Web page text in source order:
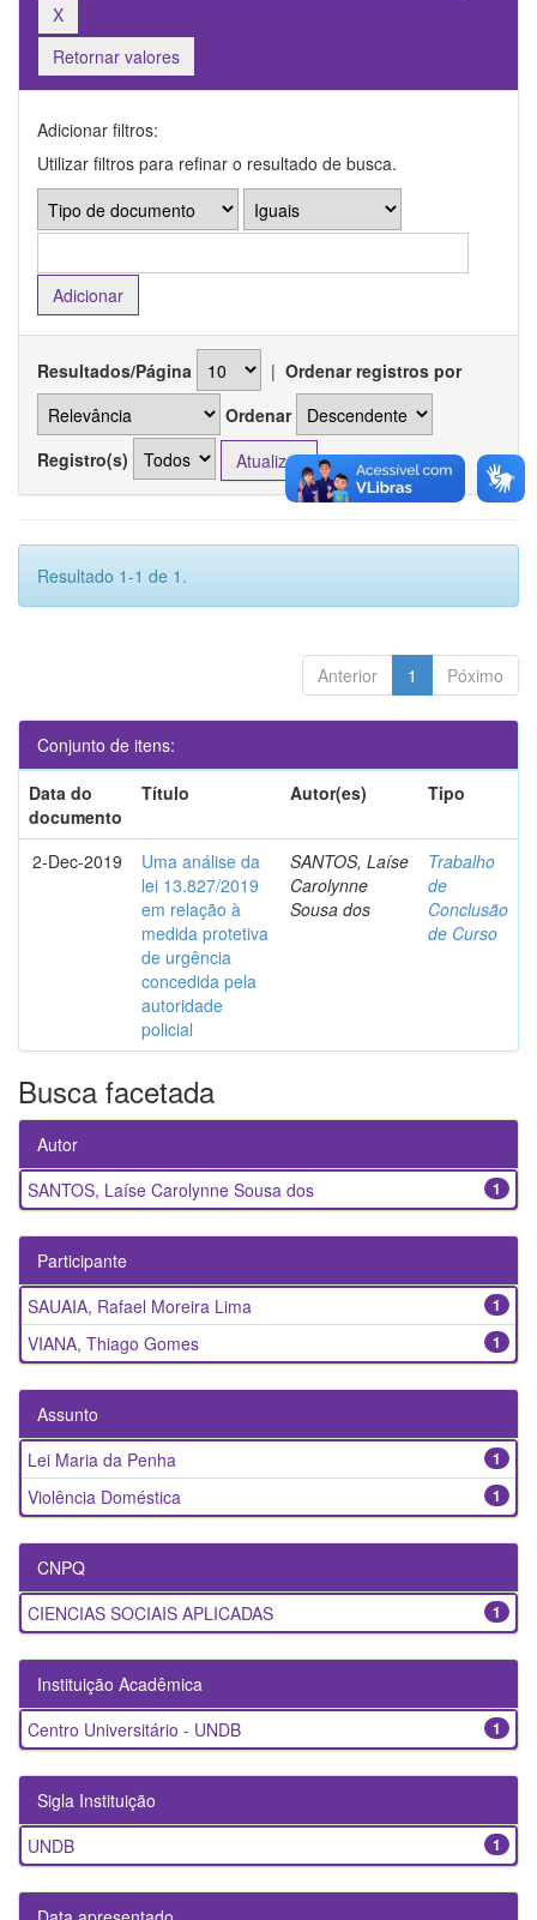
Retornar valores
Adicionar filtros:
Utilizar filtros para refinar o resultado de busca.
Resultados/Página | Ordenar registros por
Ordenar
Registro(s)
Resultado 1-1 de 1.
Anterior 1 Póximo
Conjunto de itens:
Data do
documento
Título Autor(es) Tipo
2-Dec-2019
Uma análise da
lei 13.827/2019
em relação à
medida protetiva
de urgência
concedida pela
autoridade
policial
SANTOS, Laíse
Carolynne
Sousa dos
Trabalho
de
Conclusão
de Curso
Busca facetada
Autor
1
SANTOS, Laíse Carolynne Sousa dos
Participante
1
SAUAIA, Rafael Moreira Lima
1
VIANA, Thiago Gomes
Assunto
1
Lei Maria da Penha
1
Violência Doméstica
CNPQ
1
CIENCIAS SOCIAIS APLICADAS
Instituição Acadêmica
1
Centro Universitário - UNDB
Sigla Instituição
1
UNDB